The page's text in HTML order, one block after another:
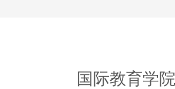
国际教育学